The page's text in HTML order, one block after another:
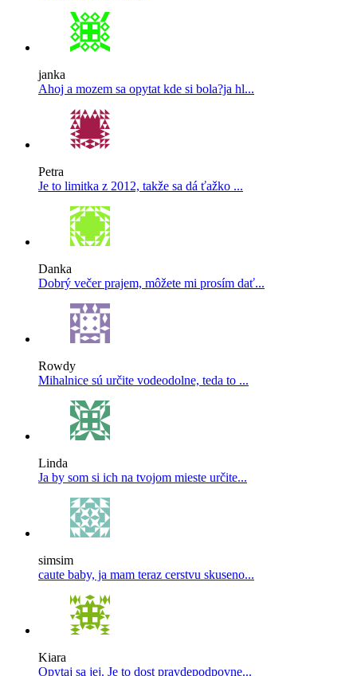
janka
Ahoj a mozem sa opytat kde si bola?ja hl...
Petra
Je to limitka z 2012, takže sa dá ťažko ...
Danka
Dobrý večer prajem, môžete mi prosím dať...
Rowdy
Mihalnice sú určite vodeodolne, teda to ...
Linda
Ja by som si ich na tvojom mieste určite...
simsim
caute baby, ja mam teraz cerstvu skuseno...
Kiara
Opytaj sa jej. Je to dost pravdepodpovne...